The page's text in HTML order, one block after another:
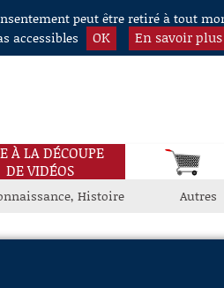
peut être retiré à tout
accessibles
OK En savoir plus
À LA DÉCOUPE
DE VIDÉOS
Histoire Autres